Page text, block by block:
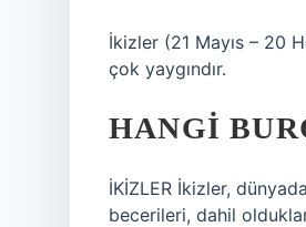
İkizler (21 Mayıs – 20
çok yaygındır.
HANGI
İKİZLER İkizler,
becerileri, dahil